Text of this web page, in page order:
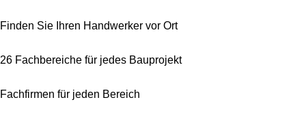
Finden Sie Ihren Handwerker vor Ort
26 Fachbereiche für jedes Bauprojekt
Fachfirmen für jeden Bereich